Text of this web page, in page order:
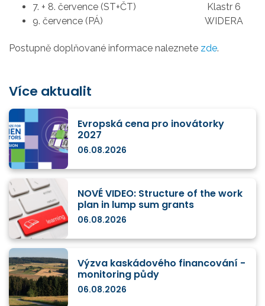
7. + 8. července (ST+ČT) Klastr 6
9. července (PÁ) WIDERA
Postupně doplňované informace naleznete zde.
Více aktualit
Evropská cena pro inovátorky
2027
06.08.2026
NOVÉ VIDEO: Structure of the work
plan in lump sum grants
06.08.2026
Výzva kaskádového financování -
monitoring půdy
06.08.2026